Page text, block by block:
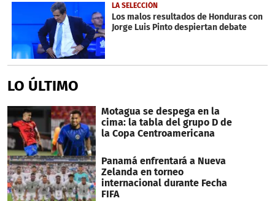
LA SELECCIÓN
Los malos resultados de Honduras con
Jorge Luis Pinto despiertan debate
LO ÚLTIMO
Motagua se despega en la
cima: la tabla del grupo D de
la Copa Centroamericana
Panamá enfrentará a Nueva
Zelanda en torneo
internacional durante Fecha
FIFA